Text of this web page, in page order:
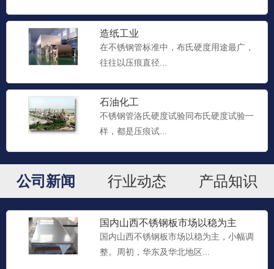
造纸工业
在不锈钢管标准中，布氏硬度用途最广，
往往以压痕直径...
石油化工
不锈钢管洛氏硬度试验同布氏硬度试验一
样，都是压痕试...
公司新闻 行业动态 产品知识
国内山西不锈钢板市场以稳为主
国内山西不锈钢板市场以稳为主，小幅调
整。周初，华东及华北地区...